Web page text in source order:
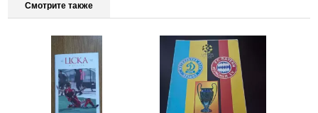
Смотрите также